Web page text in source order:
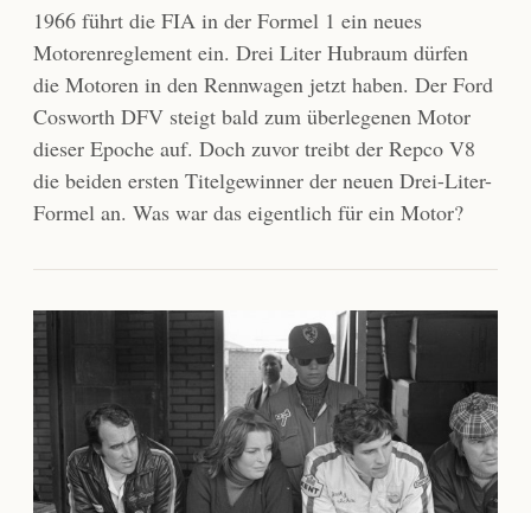
1966 führt die FIA in der Formel 1 ein neues
Motorenreglement ein. Drei Liter Hubraum dürfen
die Motoren in den Rennwagen jetzt haben. Der Ford
Cosworth DFV steigt bald zum überlegenen Motor
dieser Epoche auf. Doch zuvor treibt der Repco V8
die beiden ersten Titelgewinner der neuen Drei-Liter-
Formel an. Was war das eigentlich für ein Motor?